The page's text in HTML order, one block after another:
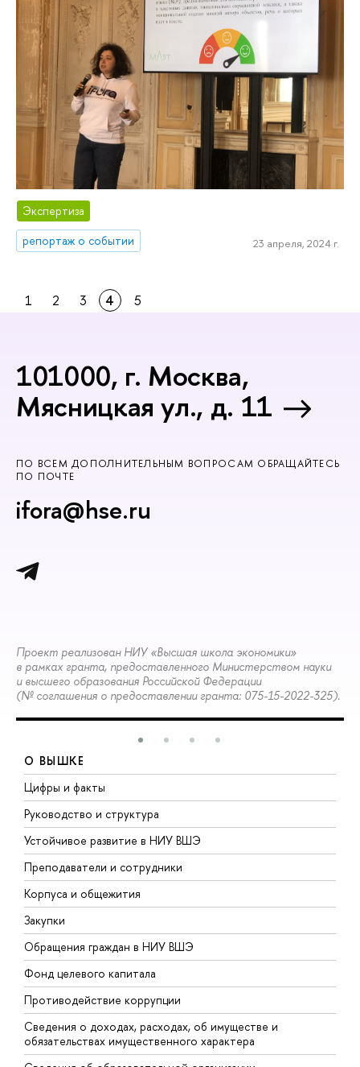
Экспертиза
репортаж о событии
23 апреля, 2024 г.
1 2 3 4 5
101000, г. Москва,
Мясницкая ул., д. 11
ПО ВСЕМ ДОПОЛНИТЕЛЬНЫМ ВОПРОСАМ ОБРАЩАЙТЕСЬ
ПО ПОЧТЕ
ifora@hse.ru
Проект реализован НИУ «Высшая школа экономики»
в рамках гранта, предоставленного Министерством науки
и высшего образования Российской Федерации
(№ соглашения о предоставлении гранта: 075-15-2022-325).
О ВЫШКЕ
Цифры и факты
Руководство и структура
Устойчивое развитие в НИУ ВШЭ
Преподаватели и сотрудники
Корпуса и общежития
Закупки
Обращения граждан в НИУ ВШЭ
Фонд целевого капитала
Противодействие коррупции
Сведения о доходах, расходах, об имуществе и
обязательствах имущественного характера